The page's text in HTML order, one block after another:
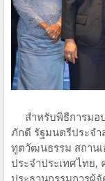
สำหรับพิธีการมอ
ภักดี รัฐมนตรีประจ
ทูตวัฒนธรรม สถาน
ประจำประเทศไทย,